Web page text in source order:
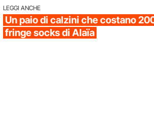
LEGGI ANCHE
Un paio di calzini che costano
fringe socks di Alaïa